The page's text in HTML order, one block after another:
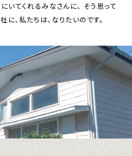
いてくれるみなさんに、 そう思って
、私たちは、なりたいのです。